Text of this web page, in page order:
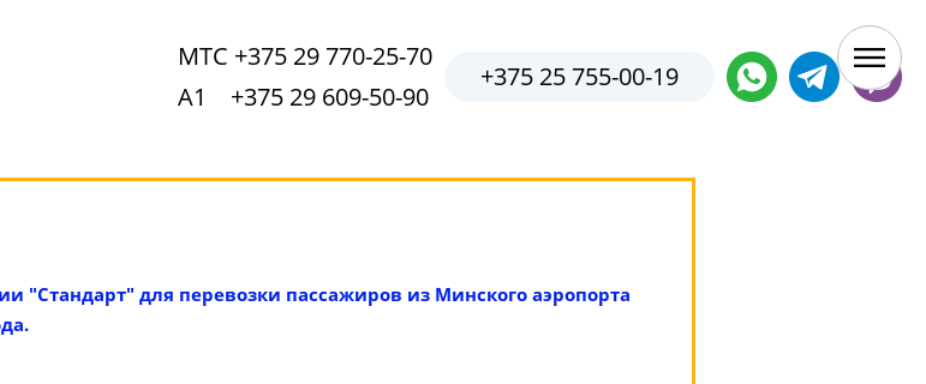
+375 25 755-00-19
МТС +375 29 770-25-70
А1 +375 29 609-50-90
"Стандарт" для перевозки пассажиров из Минского аэропорта